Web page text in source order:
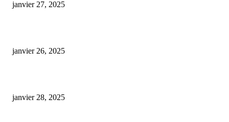
janvier 27, 2025
janvier 26, 2025
janvier 28, 2025